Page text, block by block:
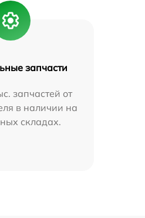
запчасти
запчастей от
в наличии на
складах.